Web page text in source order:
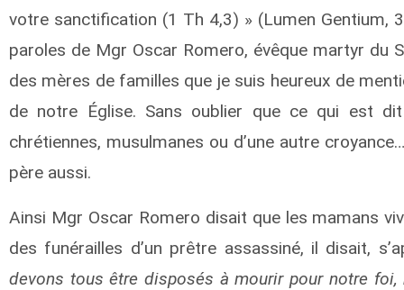
votre sanctification (1 Th 4,3) » (Lumen Gentium,
paroles de Mgr Oscar Romero, évêque martyr du
des mères de familles que je suis heureux de
de notre Église. Sans oublier que ce qui est
chrétiennes, musulmanes ou d’une autre
père aussi.
Ainsi Mgr Oscar Romero disait que les mamans
des funérailles d’un prêtre assassiné, il disait,
devons tous être disposés à mourir pour notre